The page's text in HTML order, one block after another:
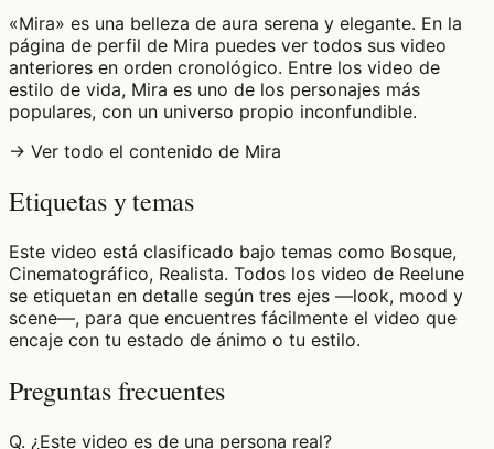
«Mira» es una belleza de aura serena y elegante. En la
página de perfil de Mira puedes ver todos sus video
anteriores en orden cronológico. Entre los video de
estilo de vida, Mira es uno de los personajes más
populares, con un universo propio inconfundible.
→ Ver todo el contenido de Mira
Etiquetas y temas
Este video está clasificado bajo temas como Bosque,
Cinematográfico, Realista. Todos los video de Reelune
se etiquetan en detalle según tres ejes —look, mood y
scene—, para que encuentres fácilmente el video que
encaje con tu estado de ánimo o tu estilo.
Preguntas frecuentes
Q. ¿Este video es de una persona real?